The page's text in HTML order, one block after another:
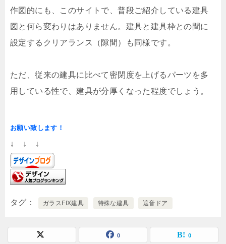
作図的にも、このサイトで、普段ご紹介している建具
図と何ら変わりはありません。建具と建具枠との間に
設定するクリアランス（隙間）も同様です。
ただ、従来の建具に比べて密閉度を上げるパーツを多
用している性で、建具が分厚くなった程度でしょう。
お願い致します！
↓ ↓ ↓
タグ ガラスFIX建具 特殊な建具 遮音ドア
0 0